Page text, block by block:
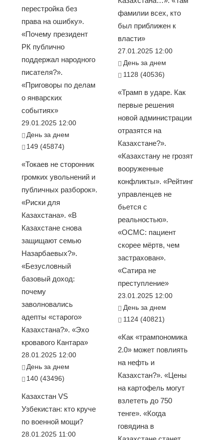
перестройка без
права на ошибку».
«Почему президент
РК публично
поддержал народного
писателя?».
«Приговоры по делам
о январских
событиях»
29.01.2025 12:00
День за днем
149 (45874)
«Токаев не сторонник
громких увольнений и
публичных разборок».
«Риски для
Казахстана». «В
Казахстане снова
защищают семью
Назарбаевых?».
«Безусловный
базовый доход:
почему
заволновались
адепты «старого»
Казахстана?». «Эхо
кровавого Кантара»
28.01.2025 12:00
День за днем
140 (43496)
Казахстан VS
Узбекистан: кто круче
по военной мощи?
28.01.2025 11:00
фамилии всех, кто
был приближен к
власти»
27.01.2025 12:00
День за днем
1128 (40536)
«Трамп в ударе. Как
первые решения
новой администрации
отразятся на
Казахстане?».
«Казахстану не грозят
вооруженные
конфликты». «Рейтинг
управленцев не
бьется с
реальностью».
«ОСМС: пациент
скорее мёртв, чем
застрахован».
«Сатира не
преступление»
23.01.2025 12:00
День за днем
1124 (40821)
«Как «трампономика
2.0» может повлиять
на нефть и
Казахстан?». «Цены
на картофель могут
взлететь до 750
тенге». «Когда
говядина в